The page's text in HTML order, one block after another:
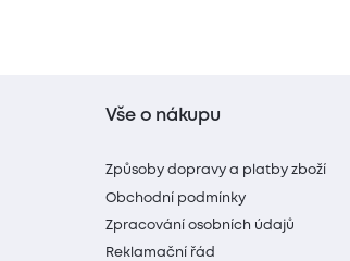
Vše o nákupu
Způsoby dopravy a platby zboží
Obchodní podmínky
Zpracování osobních údajů
Reklamační řád